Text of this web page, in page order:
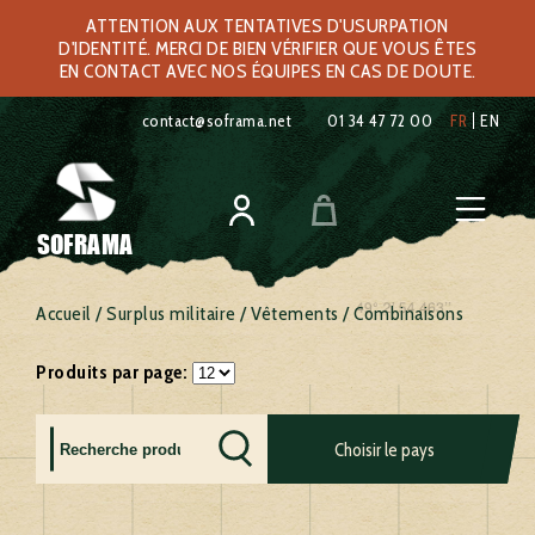
ATTENTION AUX TENTATIVES D'USURPATION
D'IDENTITÉ. MERCI DE BIEN VÉRIFIER QUE VOUS ÊTES
EN CONTACT AVEC NOS ÉQUIPES EN CAS DE DOUTE.
contact@soframa.net 01 34 47 72 00 FR EN
SOFRAMA
Accueil /Surplus militaire /Vêtements / Combinaisons
Produits par page:
Choisir le pays
Belgique
France
Royaume
Russie